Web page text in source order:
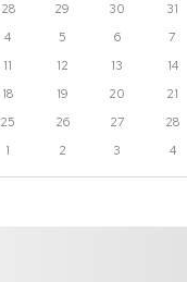
28 29 30 31
4 5 6 7
11 12 13 14
18 19 20 21
25 26 27 28
1 2 3 4